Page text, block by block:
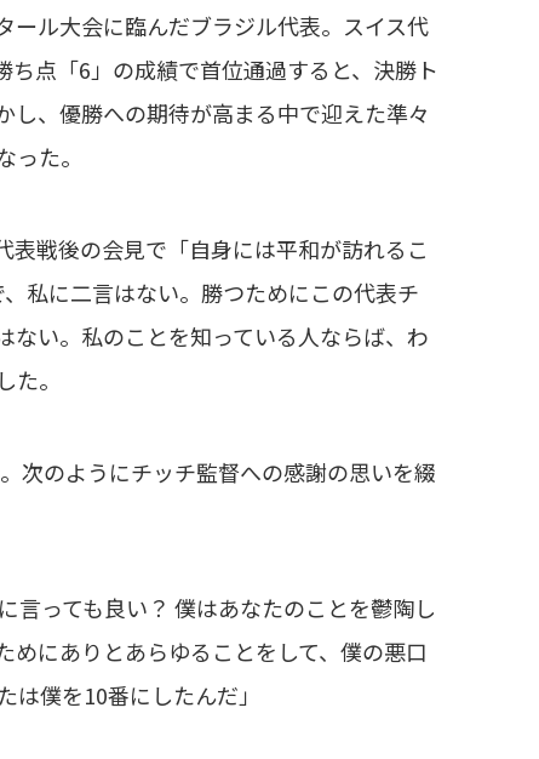
ル大会に臨んだブラジル代表。スイス代
点「6」の成績で首位通過すると、決勝ト
、優勝への期待が高まる中で迎えた準々
た。
戦後の会見で「自身には平和が訪れるこ
私に二言はない。勝つためにこの代表チ
ない。私のことを知っている人ならば、わ
。
次のようにチッチ監督への感謝の思いを綴
言っても良い？ 僕はあなたのことを鬱陶し
めにありとあらゆることをして、僕の悪口
僕を10番にしたんだ」